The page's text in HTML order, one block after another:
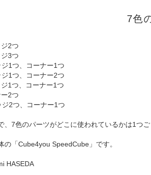
7色
2つ
3つ
1つ、コーナー1つ
1つ、コーナー2つ
1つ、コーナー1つ
2つ
2つ、コーナー1つ
、7色のパーツがどこに使われているかは1つ
の「Cube4you SpeedCube」です。
HASEDA